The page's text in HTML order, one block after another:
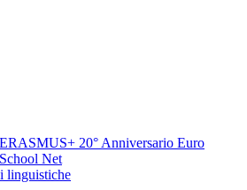
ERASMUS+ 20° Anniversario Euro
School Net
linguistiche